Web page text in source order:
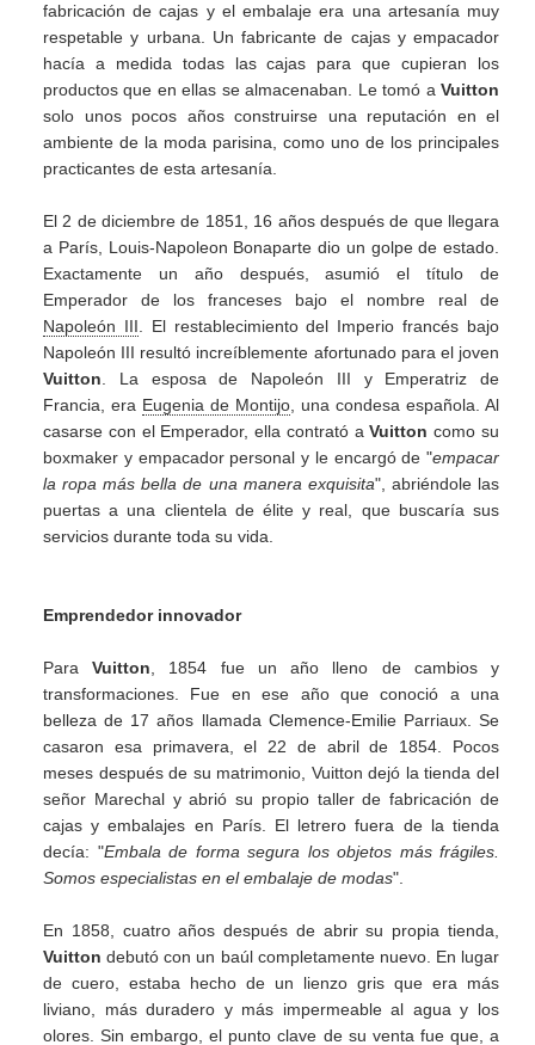
fabricación de cajas y el embalaje era una artesanía muy
respetable y urbana. Un fabricante de cajas y empacador
hacía a medida todas las cajas para que cupieran los
productos que en ellas se almacenaban. Le tomó a Vuitton
solo unos pocos años construirse una reputación en el
ambiente de la moda parisina, como uno de los principales
practicantes de esta artesanía.
El 2 de diciembre de 1851, 16 años después de que llegara
a París, Louis-Napoleon Bonaparte dio un golpe de estado.
Exactamente un año después, asumió el título de
Emperador de los franceses bajo el nombre real de
Napoleón III . El restablecimiento del Imperio francés bajo
Napoleón III resultó increíblemente afortunado para el joven
Vuitton . La esposa de Napoleón III y Emperatriz de
Francia, era Eugenia de Montijo , una condesa española. Al
casarse con el Emperador, ella contrató aVuittoncomo su
boxmaker y empacador personal y le encargó de "empacar
la ropa más bella de una manera exquisita", abriéndole las
puertas a una clientela de élite y real, que buscaría sus
servicios durante toda su vida.
Emprendedor innovador
ParaVuitton , 1854 fue un año lleno de cambios y
transformaciones. Fue en ese año que conoció a una
belleza de 17 años llamada Clemence-Emilie Parriaux. Se
casaron esa primavera, el 22 de abril de 1854. Pocos
meses después de su matrimonio, Vuitton dejó la tienda del
señor Marechal y abrió su propio taller de fabricación de
cajas y embalajes en París. El letrero fuera de la tienda
decía: "Embala de forma segura los objetos más frágiles.
Somos especialistas en el embalaje de modas".
En 1858, cuatro años después de abrir su propia tienda,
Vuittondebutó con un baúl completamente nuevo. En lugar
de cuero, estaba hecho de un lienzo gris que era más
liviano, más duradero y más impermeable al agua y los
olores. Sin embargo, el punto clave de su venta fue que, a